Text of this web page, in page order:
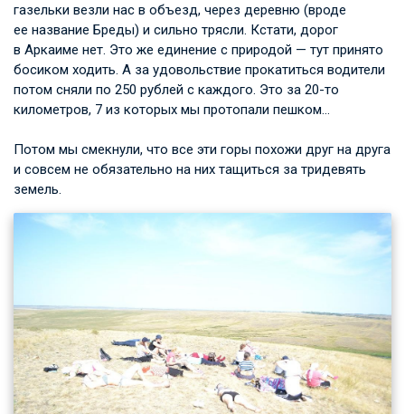
газельки везли нас в объезд, через деревню (вроде
ее название Бреды) и сильно трясли. Кстати, дорог
в Аркаиме нет. Это же единение с природой — тут принято
босиком ходить. А за удовольствие прокатиться водители
потом сняли по 250 рублей с каждого. Это за 20-то
километров, 7 из которых мы протопали пешком…
Потом мы смекнули, что все эти горы похожи друг на друга
и совсем не обязательно на них тащиться за тридевять
земель.